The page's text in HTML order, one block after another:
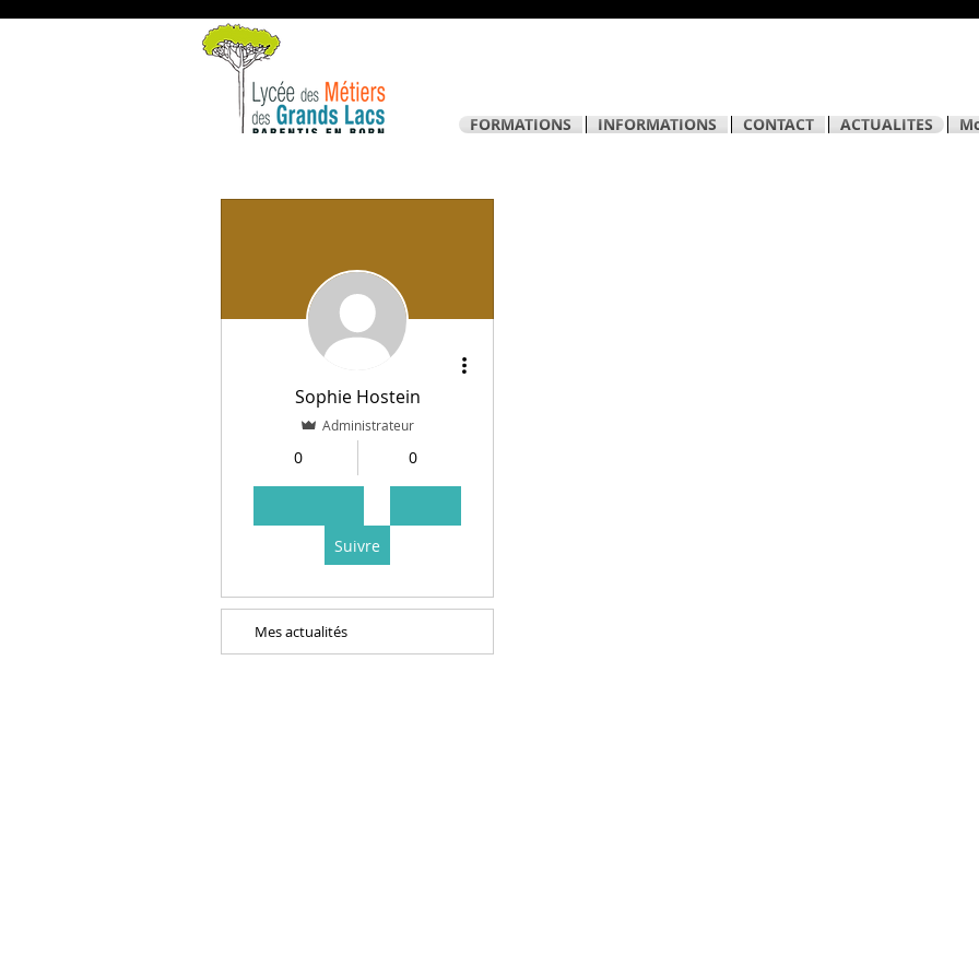
Mes actualités
Sophie Hostein
Administrateur
0 Abonnés
0
Suivre
FORMATIONS INFORMATIONS CONTACT ACTUALITES